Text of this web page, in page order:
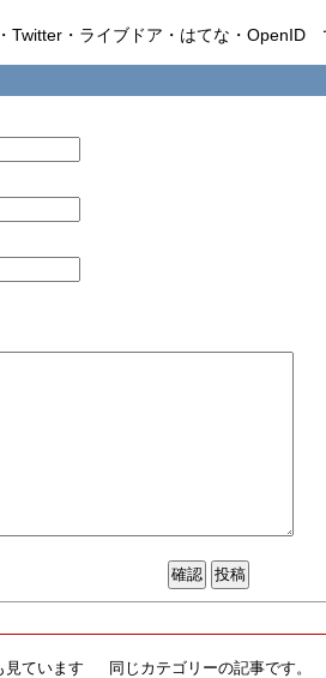
Twitter・ライブドア・はてな・OpenID
見ています 同じカテゴリーの記事です。